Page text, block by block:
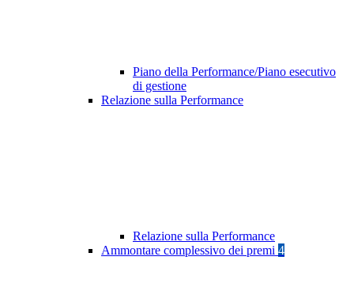
Piano della Performance/Piano esecutivo
di gestione
Relazione sulla Performance
Relazione sulla Performance
Ammontare complessivo dei premi 4